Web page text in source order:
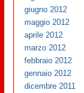
giugno 2012
maggio 2012
aprile 2012
marzo 2012
febbraio 2012
gennaio 2012
dicembre 2011